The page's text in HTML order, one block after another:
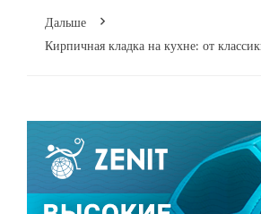
Дальше
Кирпичная кладка на кухне: от